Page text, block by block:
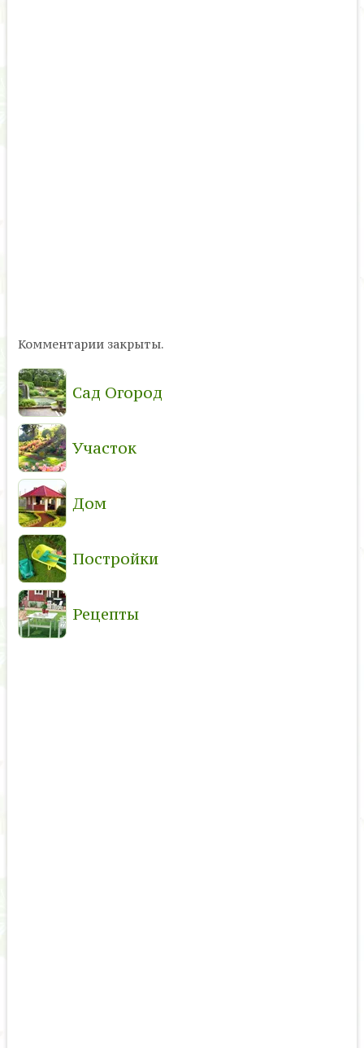
Комментарии закрыты.
Сад Огород
Участок
Дом
Постройки
Рецепты